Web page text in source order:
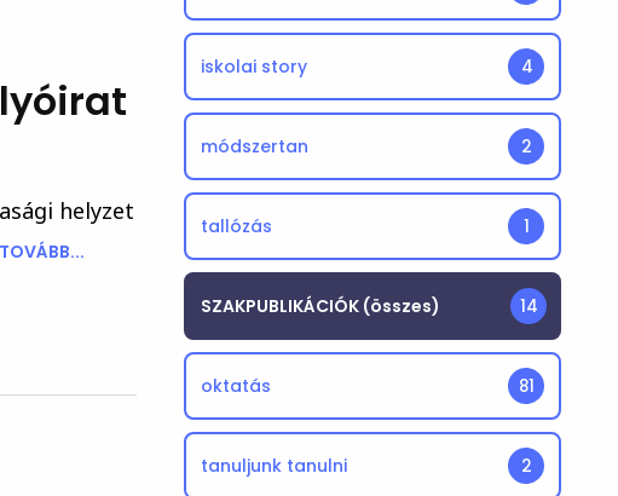
helyzet
TOVÁBB...
iskolai story 4
módszertan 2
tallózás 1
SZAKPUBLIKÁCIÓK (összes) 14
oktatás 81
tanuljunk tanulni 2